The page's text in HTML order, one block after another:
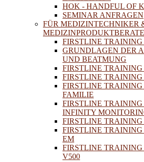
HOK - HANDFUL OF
SEMINAR ANFRAGEN
FÜR MEDIZINTECHNIKER
FIRSTLINE TRAINING
GRUNDLAGEN DER
UND BEATMUNG
FIRSTLINE TRAINING
FIRSTLINE TRAINING
FIRSTLINE
FAMILIE
FIRSTLINE TRAINING
INFINITY
FIRSTLINE TRAINING
FIRSTLINE TRAINING
EM
FIRSTLINE
V500